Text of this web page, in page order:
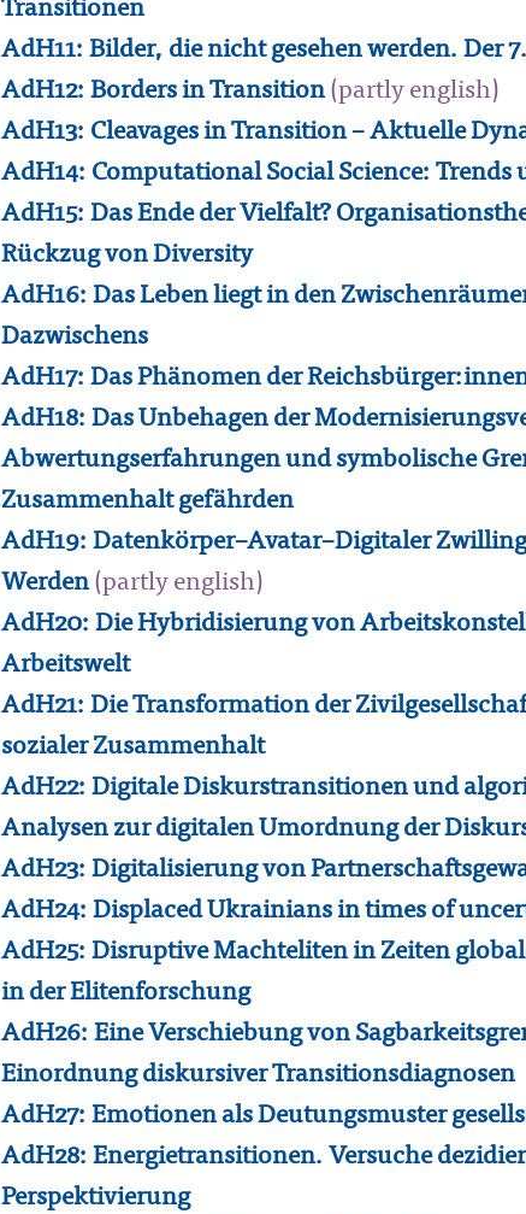
Transitionen
AdH11: Bilder, die nicht gesehen werden. Der
AdH12: Borders in Transition(partly english)
AdH13: Cleavages in Transition – Aktuelle
AdH14: Computational Social Science: Trends
AdH15: Das Ende der Vielfalt?
Rückzug von Diversity
AdH16: Das Leben liegt in den
Dazwischens
AdH17: Das Phänomen der
AdH18: Das Unbehagen der
Abwertungserfahrungen und symbolische
Zusammenhalt gefährden
AdH19: Datenkörper–Avatar–Digitaler
Werden(partly english)
AdH20: Die Hybridisierung von
Arbeitswelt
AdH21: Die Transformation der
sozialer Zusammenhalt
AdH22: Digitale Diskurstransitionen und
Analysen zur digitalen Umordnung der
AdH23: Digitalisierung von
AdH24: Displaced Ukrainians in times of
AdH25: Disruptive Machteliten in Zeiten
in der Elitenforschung
AdH26: Eine Verschiebung von
Einordnung diskursiver Transitionsdiagnosen
AdH27: Emotionen als Deutungsmuster
AdH28: Energietransitionen. Versuche
Perspektivierung